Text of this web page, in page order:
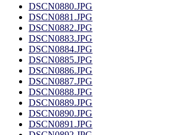
DSCN0880.JPG
DSCN0881.JPG
DSCN0882.JPG
DSCN0883.JPG
DSCN0884.JPG
DSCN0885.JPG
DSCN0886.JPG
DSCN0887.JPG
DSCN0888.JPG
DSCN0889.JPG
DSCN0890.JPG
DSCN0891.JPG